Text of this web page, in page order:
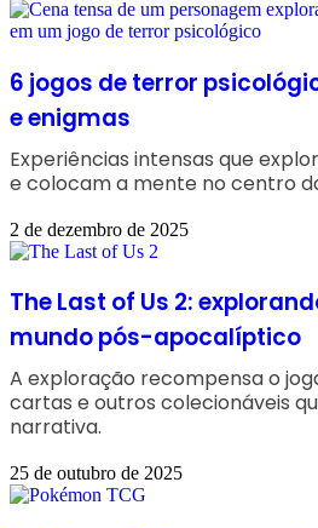
6 jogos de terror
e enigmas
Experiências intensas que
e colocam a mente no centro
2 de dezembro de 2025
The Last of Us 2:
mundo pós-apocalíptico
A exploração recompensa o
cartas e outros colecionáveis
narrativa.
25 de outubro de 2025